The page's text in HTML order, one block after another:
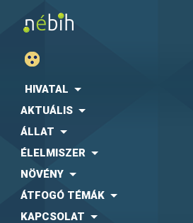
HIVATAL
AKTUÁLIS
ÁLLAT
ÉLELMISZER
NÖVÉNY
ÁTFOGÓ TÉMÁK
KAPCSOLAT